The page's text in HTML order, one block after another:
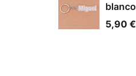
blanco
5,90 €